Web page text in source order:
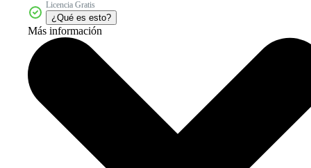
Licencia Gratis
¿Qué es esto?
Más información